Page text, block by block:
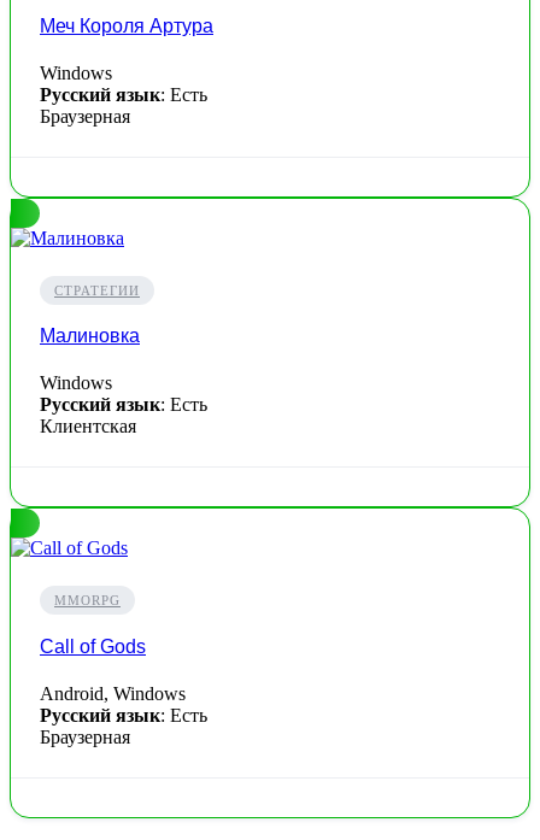
Меч Короля Артура
Windows
Русский язык: Есть
Браузерная
СТРАТЕГИИ
Малиновка
Windows
Русский язык: Есть
Клиентская
MMORPG
Call of Gods
Android, Windows
Русский язык: Есть
Браузерная